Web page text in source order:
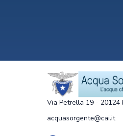
Via Petrella 19 - 20124
acquasorgente@cai.it